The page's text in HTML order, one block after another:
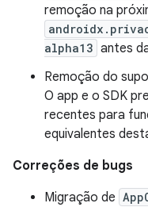
remoção na
alpha13 antes
Remoção do
O app e o SDK
recentes para
equivalentes
Correções de bugs
Migração de